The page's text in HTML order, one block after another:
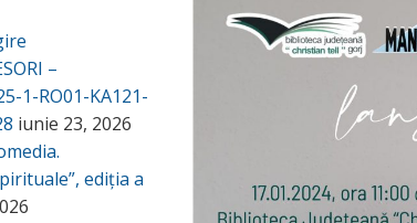
–
1-RO01-KA121-
iunie 23, 2026
ediția a